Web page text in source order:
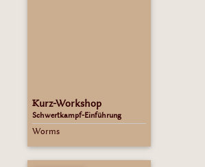
Kurz-Workshop
Schwertkampf-Einführung
Worms